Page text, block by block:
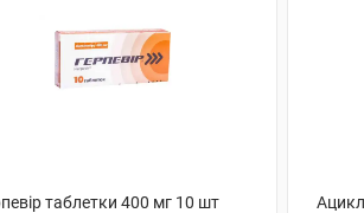
таблетки 400 мг 10 шт